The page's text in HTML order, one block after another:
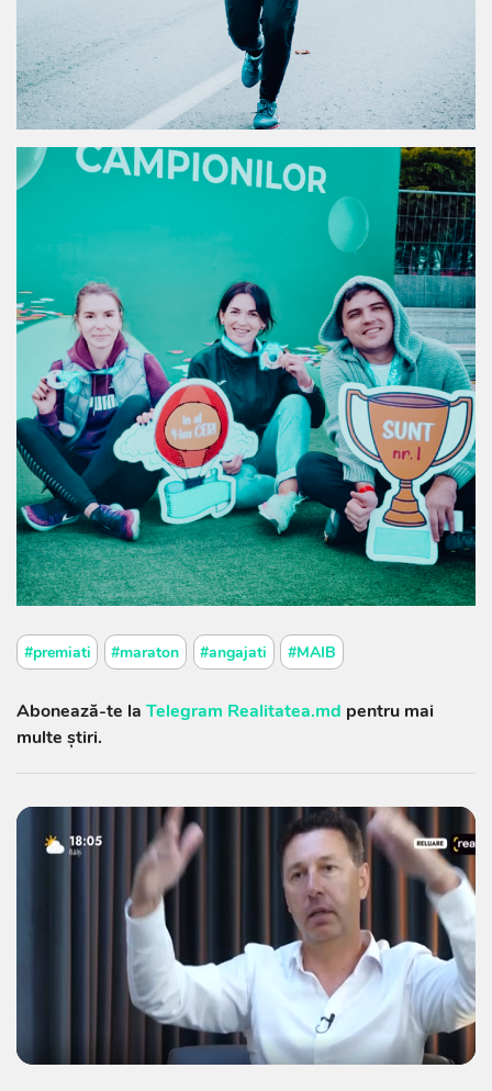
#premiati #maraton #angajati #MAIB
Abonează-te la Telegram Realitatea.md pentru mai
multe știri.